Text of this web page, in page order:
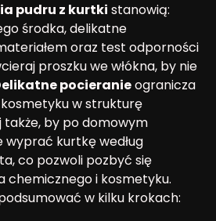
pudru z kurtki stanowią:
środka, delikatne
oraz test odporności
proszku we włókna, by nie
pocieranieogranicza
w strukturę
także, by po domowym
wyprać kurtkę według
co pozwoli pozbyć się
chemicznego i kosmetyku.
w kilku krokach: